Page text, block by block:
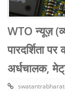
WTO न्यूज़
पारदर्शिता
अर्धचालक,